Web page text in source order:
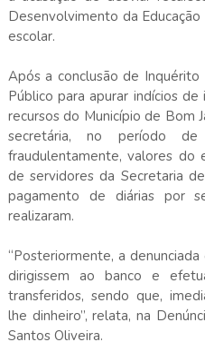
Desenvolvimento da
escolar.
Após a conclusão de
Público para apurar indícios
recursos do Município de Bom
secretária, no período
fraudulentamente, valores do
de servidores da Secretaria
pagamento de diárias por
realizaram.
“Posteriormente, a
dirigissem ao banco e
transferidos, sendo que,
lhe dinheiro”, relata, na
Santos Oliveira.